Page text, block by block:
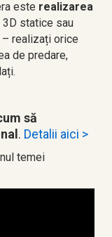
este realizarea
3D statice sau
realizați orice
de predare,
să
. Detalii aici >
temei